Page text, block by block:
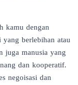
kamu dengan
yang berlebihan atau
juga manusia yang
dan kooperatif.
negoisasi dan